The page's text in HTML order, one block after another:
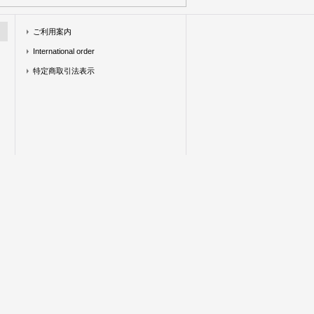
ご利用案内
International order
特定商取引法表示